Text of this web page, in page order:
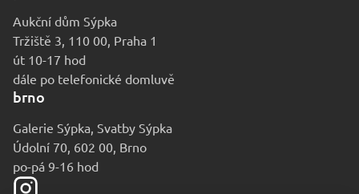
Aukční dům Sýpka
Tržiště 3, 110 00, Praha 1
út 10-17 hod
dále po telefonické domluvě
brno
Galerie Sýpka, Svatby Sýpka
Údolní 70, 602 00, Brno
po-pá 9-16 hod